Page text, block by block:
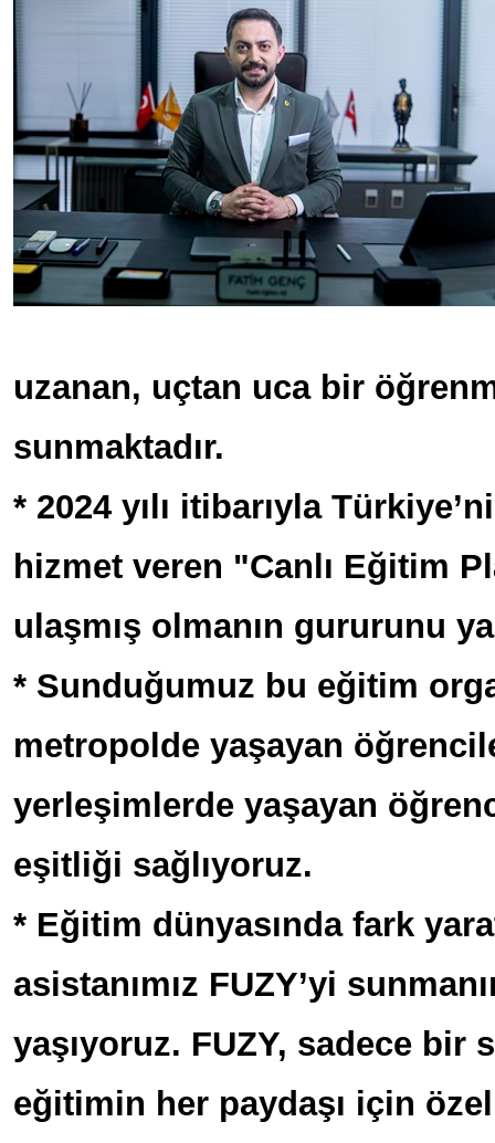
uzanan, uçtan uca bir
sunmaktadır.
* 2024 yılı itibarıyla
hizmet veren "Canlı Eğitim
ulaşmış olmanın gururunu
* Sunduğumuz bu eğitim
metropolde yaşayan
yerleşimlerde yaşayan
eşitliği sağlıyoruz.
* Eğitim dünyasında fark
asistanımız FUZY’yi
yaşıyoruz. FUZY, sadece bir
eğitimin her paydaşı için